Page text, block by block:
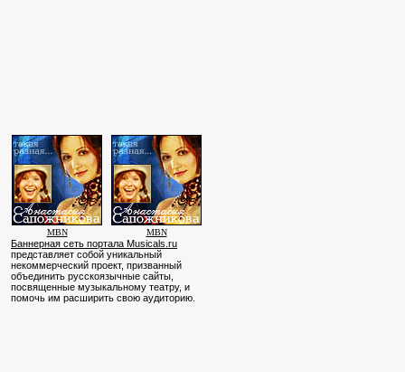
MBN MBN
Баннерная сеть портала Musicals.ru
представляет собой уникальный
некоммерческий проект, призванный
объединить русскоязычные сайты,
посвященные музыкальному театру, и
помочь им расширить свою аудиторию.